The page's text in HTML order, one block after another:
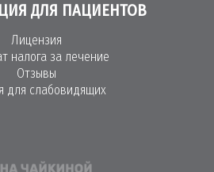
ДЛЯ ПАЦИЕНТОВ
Лицензия
налога за лечение
Отзывы
для слабовидящих